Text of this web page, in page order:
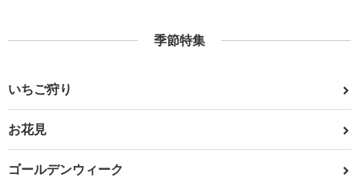
季節特集
いちご狩り
お花見
ゴールデンウィーク